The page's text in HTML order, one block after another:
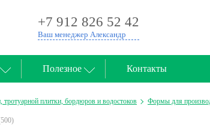
+7 912 826 52 42
Ваш менеджер Александр
Полезное Контакты
плитки, бордюров и водостоков Формы для